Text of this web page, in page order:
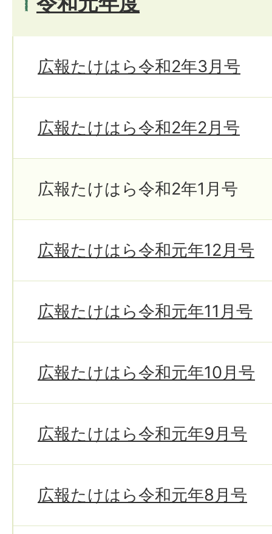
広報たけはら令和2年3月号
広報たけはら令和2年2月号
広報たけはら令和2年1月号
広報たけはら令和元年12月号
広報たけはら令和元年11月号
広報たけはら令和元年10月号
広報たけはら令和元年9月号
広報たけはら令和元年8月号